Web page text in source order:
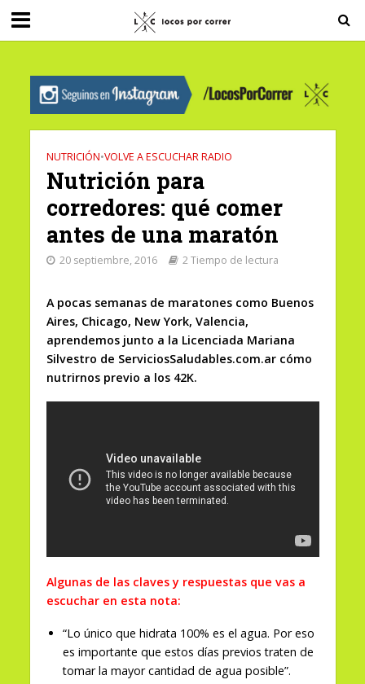
G-0X2PD3RFLV
NUTRICIÓN•VOLVE A ESCUCHAR RADIO
Nutrición para
corredores: qué comer
antes de una maratón
20 septiembre, 2016 2 Tiempo de lectura
A pocas semanas de maratones como Buenos
Aires, Chicago, New York, Valencia,
aprendemos junto a la Licenciada Mariana
Silvestro de ServiciosSaludables.com.ar cómo
nutrirnos previo a los 42K.
Algunas de las claves y respuestas que vas a
escuchar en esta nota:
“Lo único que hidrata 100% es el agua. Por eso
es importante que estos días previos traten de
tomar la mayor cantidad de agua posible”.